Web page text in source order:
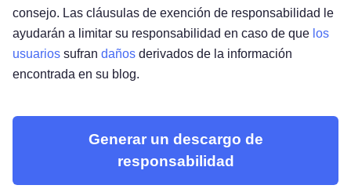
consejo. Las cláusulas de exención de responsabilidad le
ayudarán a limitar su responsabilidad en caso de que los
usuarios sufran daños derivados de la información
encontrada en su blog.
Generar un descargo de
responsabilidad